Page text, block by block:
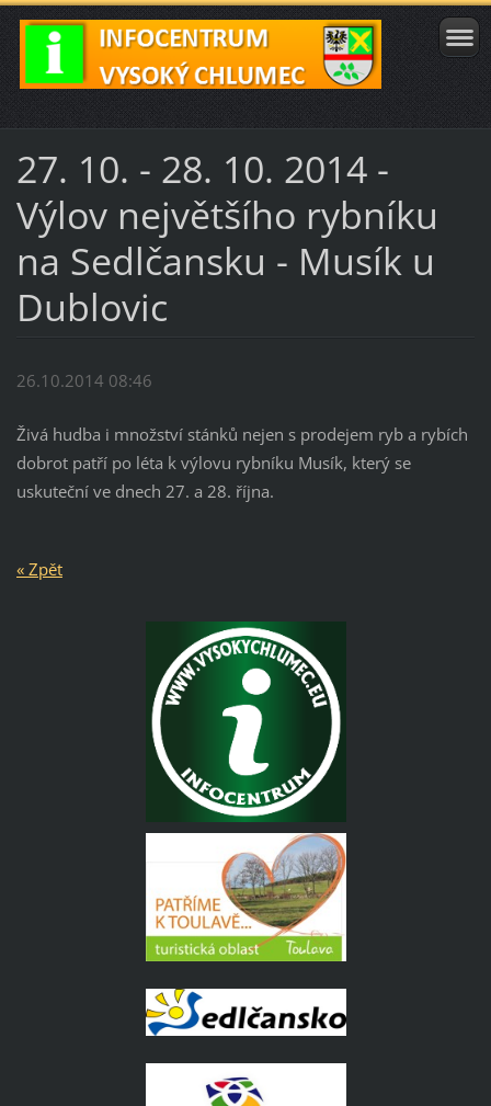
27. 10. - 28. 10. 2014 -
Výlov největšího rybníku
na Sedlčansku - Musík u
Dublovic
26.10.2014 08:46
Živá hudba i množství stánků nejen s prodejem ryb a rybích
dobrot patří po léta k výlovu rybníku Musík, který se
uskuteční ve dnech 27. a 28. října.
« Zpět